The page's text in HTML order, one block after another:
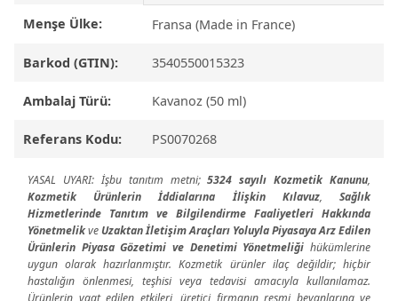
Menşe Ülke: Fransa (Made in France)
Barkod (GTIN): 3540550015323
Ambalaj Türü: Kavanoz (50 ml)
Referans Kodu: PS0070268
YASAL UYARI: İşbu tanıtım metni;5324 sayılı Kozmetik Kanunu,
Kozmetik Ürünlerin İddialarına İlişkin Kılavuz,Sağlık
Hizmetlerinde Tanıtım ve Bilgilendirme Faaliyetleri Hakkında
Yönetmelikve Uzaktan İletişim Araçları Yoluyla Piyasaya Arz Edilen
Ürünlerin Piyasa Gözetimi ve Denetimi Yönetmeliği hükümlerine
uygun olarak hazırlanmıştır. Kozmetik ürünler ilaç değildir; hiçbir
hastalığın önlenmesi, teşhisi veya tedavisi amacıyla kullanılamaz.
Ürünlerin vaat edilen etkileri, üretici firmanın resmi beyanlarına ve